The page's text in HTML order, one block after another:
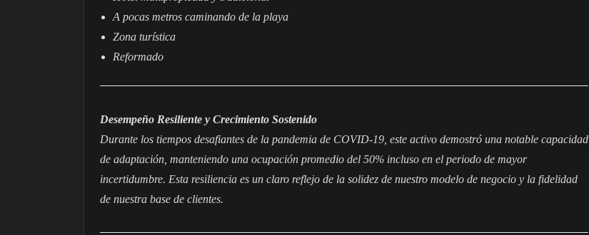
A pocas metros caminando de la playa
Zona turística
Reformado
Desempeño Resiliente y Crecimiento Sostenido
Durante los tiempos desafiantes de la pandemia de COVID-19, este activo demostró una notable capacidad
de adaptación, manteniendo una ocupación promedio del 50% incluso en el periodo de mayor
incertidumbre. Esta resiliencia es un claro reflejo de la solidez de nuestro modelo de negocio y la fidelidad
de nuestra base de clientes.